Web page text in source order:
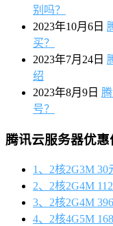
别吗？
2023年10月6日
买？
2023年7月24日
绍
2023年8月9日
号？
腾讯云服务器优惠
1、2核2G3M
2、2核2G4M
3、2核2G4M
4、2核4G5M